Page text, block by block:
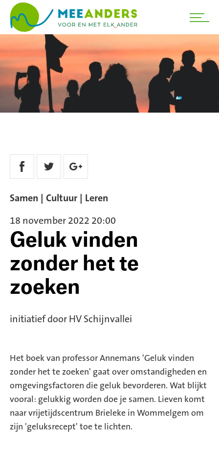
Samen Cultuur Leren
18 november 2022 20:00
Geluk vinden
zonder het te
zoeken
initiatief door HV Schijnvallei
Het boek van professor Annemans 'Geluk vinden
zonder het te zoeken' gaat over omstandigheden en
omgevingsfactoren die geluk bevorderen. Wat blijkt
vooral: gelukkig worden doe je samen. Lieven komt
naar vrijetijdscentrum Brieleke in Wommelgem om
zijn 'geluksrecept' toe te lichten.